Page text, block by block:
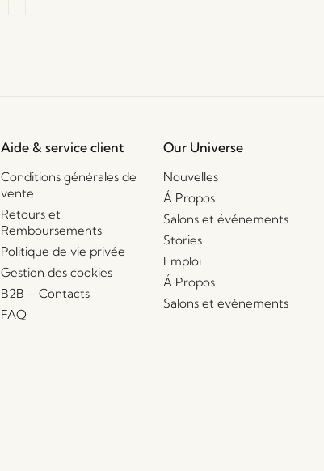
Aide & service client
Conditions générales de
vente
Retours et
Remboursements
Politique de vie privée
Gestion des cookies
B2B – Contacts
FAQ
Our Universe
Nouvelles
Á Propos
Salons et événements
Stories
Emploi
Á Propos
Salons et événements